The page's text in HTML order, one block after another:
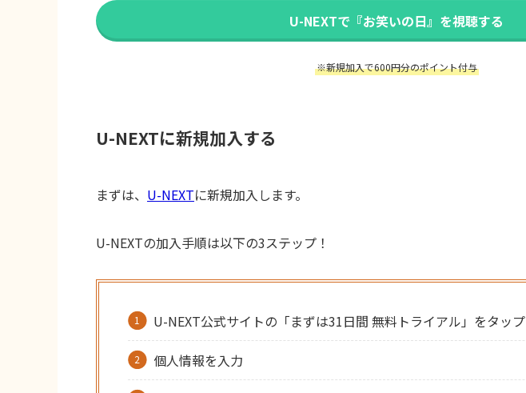
U-NEXTで『お笑いの日』を視聴する
※新規加入で600円分のポイント付与
U-NEXTに新規加入する
まずは、 U-NEXTに新規加入します。
U-NEXTの加入手順は以下の3ステップ！
U-NEXT公式サイトの「まずは31日間 無料トライアル」をタップ
個人情報を入力